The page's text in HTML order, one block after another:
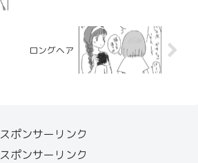
ロングヘア
スポンサーリンク
スポンサーリンク